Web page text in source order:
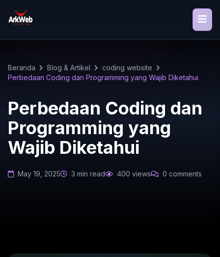
Beranda Blog & Artikel
coding website
Perbedaan Coding dan Programming yang Wajib Diketahui
Perbedaan Coding dan
Programming yang
Wajib Diketahui
May 19, 2025 3 min read 400 views 0 comments